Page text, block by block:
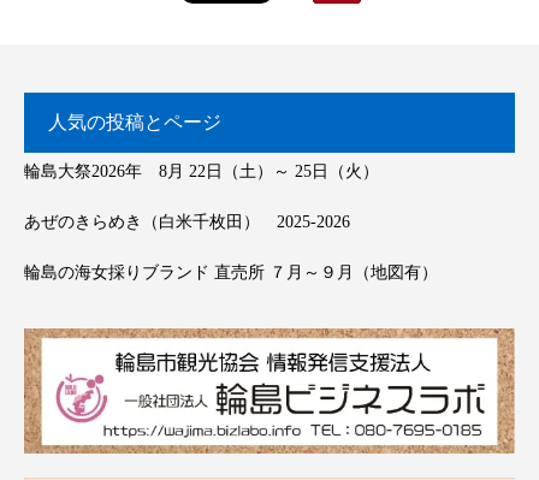
人気の投稿とページ
輪島大祭2026年 8月 22日（土）～ 25日（火）
あぜのきらめき（白米千枚田） 2025-2026
輪島の海女採りブランド 直売所 ７月～９月（地図有）